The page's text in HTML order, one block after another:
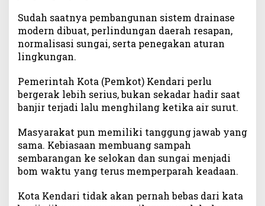
Sudah saatnya pembangunan sistem drainase
modern dibuat, perlindungan daerah resapan,
normalisasi sungai, serta penegakan aturan
lingkungan.
Pemerintah Kota (Pemkot) Kendari perlu
bergerak lebih serius, bukan sekadar hadir saat
banjir terjadi lalu menghilang ketika air surut.
Masyarakat pun memiliki tanggung jawab yang
sama. Kebiasaan membuang sampah
sembarangan ke selokan dan sungai menjadi
bom waktu yang terus memperparah keadaan.
Kota Kendari tidak akan pernah bebas dari kata